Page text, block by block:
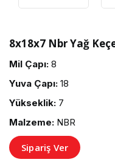
8x18x7 Nbr Yağ
Mil Çapı: 8
Yuva Çapı: 18
Yükseklik: 7
Malzeme: NBR
Sipariş Ver